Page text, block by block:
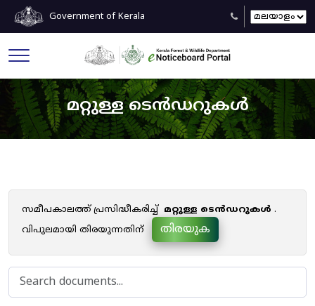
Government of Kerala
മറ്റുള്ള ടെൻഡറുകൾ
സമീപകാലത്ത് പ്രസിദ്ധീകരിച്ച് മറ്റുള്ള ടെൻഡറുകൾ .
വിപുലമായി തിരയുന്നതിന്
തിരയുക